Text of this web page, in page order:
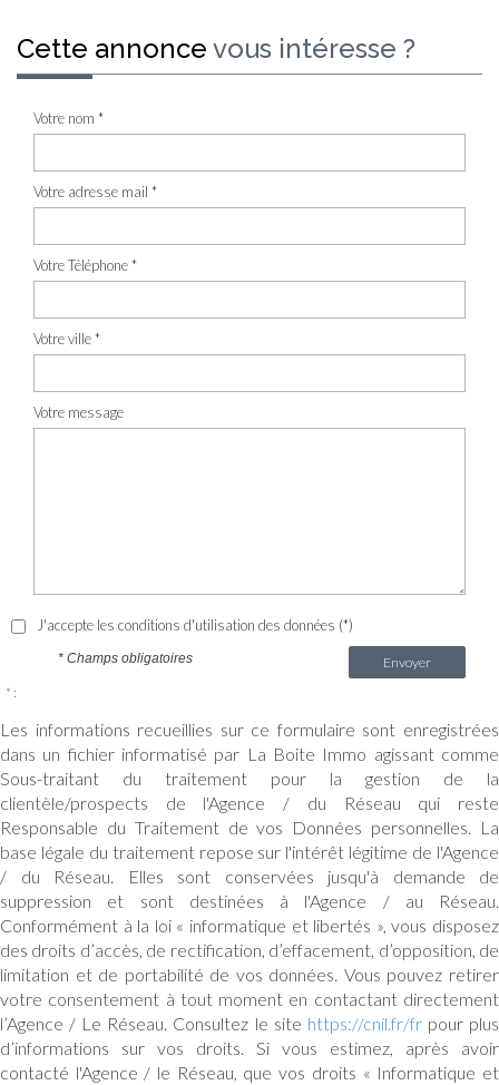
cette annonce vous intéresse ?
Votre nom *
Votre adresse mail *
Votre Téléphone *
Votre ville *
Votre message
J'accepte les conditions d'utilisation des données (*)
Envoyer
* Champs obligatoires
* :
Les informations recueillies sur ce formulaire sont enregistrées
dans un fichier informatisé par La Boite Immo agissant comme
Sous-traitant du traitement pour la gestion de la
clientèle/prospects de l'Agence / du Réseau qui reste
Responsable du Traitement de vos Données personnelles. La
base légale du traitement repose sur l'intérêt légitime de l'Agence
/ du Réseau. Elles sont conservées jusqu'à demande de
suppression et sont destinées à l'Agence / au Réseau.
Conformément à la loi « informatique et libertés », vous disposez
des droits d’accès, de rectification, d’effacement, d’opposition, de
limitation et de portabilité de vos données. Vous pouvez retirer
votre consentement à tout moment en contactant directement
l’Agence / Le Réseau. Consultez le site https://cnil.fr/frpour plus
d’informations sur vos droits. Si vous estimez, après avoir
contacté l'Agence / le Réseau, que vos droits « Informatique et